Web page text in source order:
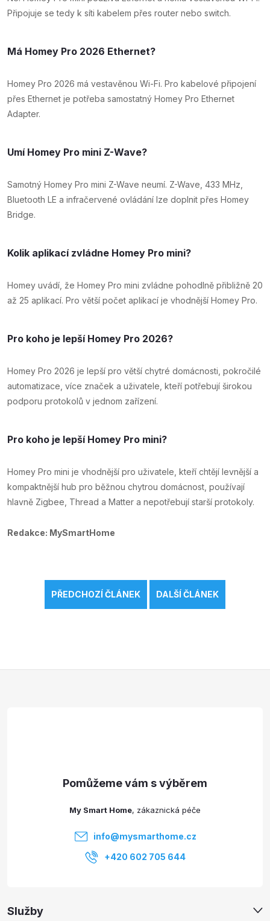
Připojuje se tedy k síti kabelem přes router nebo switch.
Má Homey Pro 2026 Ethernet?
Homey Pro 2026 má vestavěnou Wi-Fi. Pro kabelové připojení
přes Ethernet je potřeba samostatný Homey Pro Ethernet
Adapter.
Umí Homey Pro mini Z-Wave?
Samotný Homey Pro mini Z-Wave neumí. Z-Wave, 433 MHz,
Bluetooth LE a infračervené ovládání lze doplnit přes Homey
Bridge.
Kolik aplikací zvládne Homey Pro mini?
Homey uvádí, že Homey Pro mini zvládne pohodlně přibližně 20
až 25 aplikací. Pro větší počet aplikací je vhodnější Homey Pro.
Pro koho je lepší Homey Pro 2026?
Homey Pro 2026 je lepší pro větší chytré domácnosti, pokročilé
automatizace, více značek a uživatele, kteří potřebují širokou
podporu protokolů v jednom zařízení.
Pro koho je lepší Homey Pro mini?
Homey Pro mini je vhodnější pro uživatele, kteří chtějí levnější a
kompaktnější hub pro běžnou chytrou domácnost, používají
hlavně Zigbee, Thread a Matter a nepotřebují starší protokoly.
Redakce: MySmartHome
PŘEDCHOZÍ ČLÁNEK DALŠÍ ČLÁNEK
Služby
My Smart Home
info@mysmarthome.cz
+420 602 705 644